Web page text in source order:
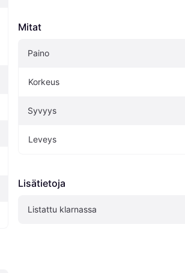
Mitat
Paino
Korkeus
Syvyys
Leveys
Lisätietoja
Listattu klarnassa